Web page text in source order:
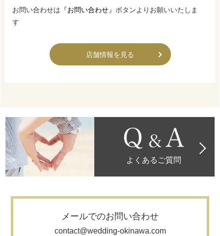
お問い合わせは 『お問い合わせ』 ボタンよりお願いいたしま
す
店舗情報を見る
よくあるご質問
メールでのお問い合わせ
contact@wedding-okinawa.com